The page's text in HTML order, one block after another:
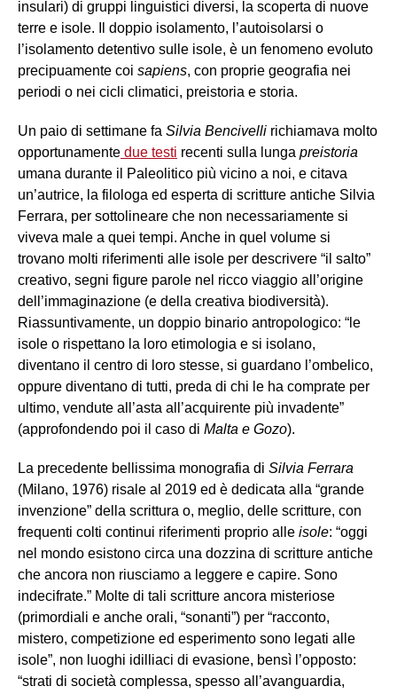
insulari) di gruppi linguistici diversi, la scoperta di nuove
terre e isole. Il doppio isolamento, l’autoisolarsi o
l’isolamento detentivo sulle isole, è un fenomeno evoluto
precipuamente coi sapiens, con proprie geografia nei
periodi o nei cicli climatici, preistoria e storia.
Un paio di settimane fa Silvia Bencivelli richiamava molto
opportunamente due testi recenti sulla lunga preistoria
umana durante il Paleolitico più vicino a noi, e citava
un’autrice, la filologa ed esperta di scritture antiche Silvia
Ferrara, per sottolineare che non necessariamente si
viveva male a quei tempi. Anche in quel volume si
trovano molti riferimenti alle isole per descrivere “il salto”
creativo, segni figure parole nel ricco viaggio all’origine
dell’immaginazione (e della creativa biodiversità).
Riassuntivamente, un doppio binario antropologico: “le
isole o rispettano la loro etimologia e si isolano,
diventano il centro di loro stesse, si guardano l’ombelico,
oppure diventano di tutti, preda di chi le ha comprate per
ultimo, vendute all’asta all’acquirente più invadente”
(approfondendo poi il caso di Malta e Gozo).
La precedente bellissima monografia di Silvia Ferrara
(Milano, 1976) risale al 2019 ed è dedicata alla “grande
invenzione” della scrittura o, meglio, delle scritture, con
frequenti colti continui riferimenti proprio alle isole: “oggi
nel mondo esistono circa una dozzina di scritture antiche
che ancora non riusciamo a leggere e capire. Sono
indecifrate.” Molte di tali scritture ancora misteriose
(primordiali e anche orali, “sonanti”) per “racconto,
mistero, competizione ed esperimento sono legati alle
isole”, non luoghi idilliaci di evasione, bensì l’opposto:
“strati di società complessa, spesso all’avanguardia,